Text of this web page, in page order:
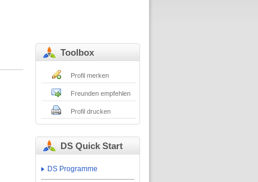
Toolbox
Profil merken
Freunden empfehlen
Profil drucken
DS Quick Start
DS Programme